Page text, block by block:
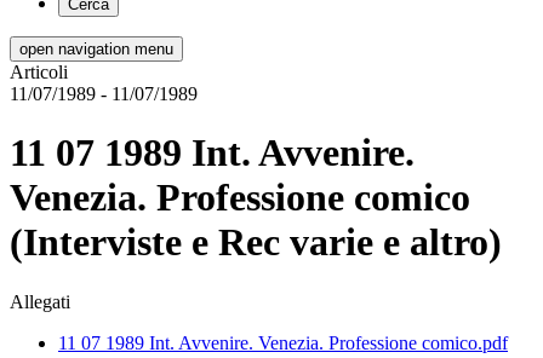
Cerca
open navigation menu
Articoli
11/07/1989 - 11/07/1989
11 07 1989 Int. Avvenire.
Venezia. Professione comico
(Interviste e Rec varie e altro)
Allegati
11 07 1989 Int. Avvenire. Venezia. Professione comico.pdf